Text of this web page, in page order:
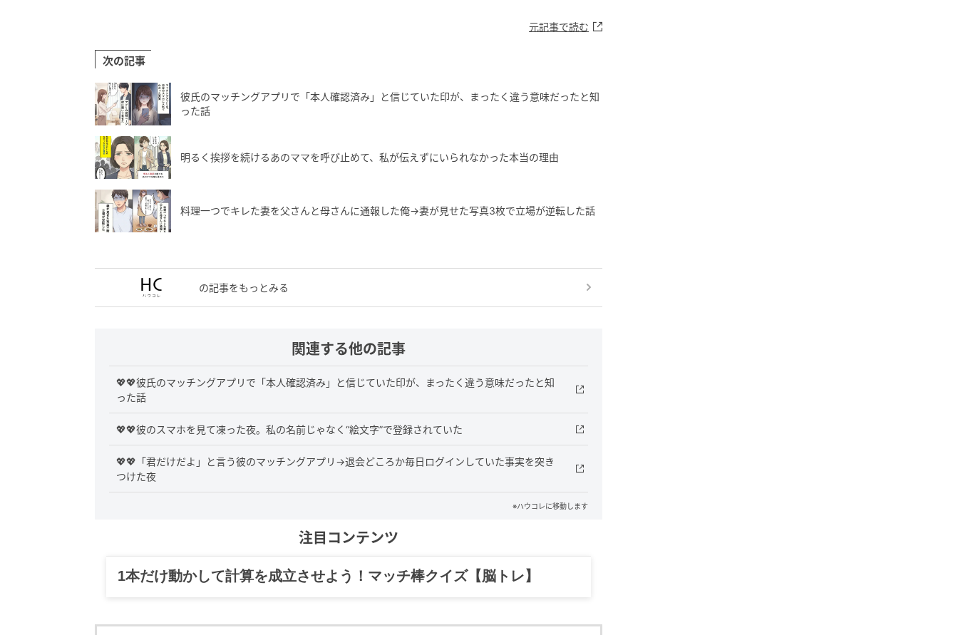
元記事で読む
次の記事
彼氏のマッチングアプリで「本人確認済み」と信じていた印が、まったく違う意味だったと知
った話
明るく挨拶を続けるあのママを呼び止めて、私が伝えずにいられなかった本当の理由
料理一つでキレた妻を父さんと母さんに通報した俺→妻が見せた写真3枚で立場が逆転した話
の記事をもっとみる
関連する他の記事
💖💖彼氏のマッチングアプリで「本人確認済み」と信じていた印が、まったく違う意味だったと知
った話
💖💖彼のスマホを見て凍った夜。私の名前じゃなく“絵文字”で登録されていた
💖💖「君だけだよ」と言う彼のマッチングアプリ→退会どころか毎日ログインしていた事実を突き
つけた夜
※ハウコレに移動します
注目コンテンツ
グルメ、ギャグ、子育て、旅行記……全部、読めます。